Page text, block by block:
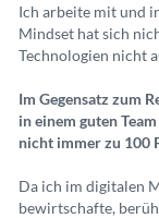
Ich arbeite mit und
Mindset hat sich
Technologien nicht
Im Gegensatz zum
in einem guten
nicht immer zu 100
Da ich im digitalen
bewirtschafte,